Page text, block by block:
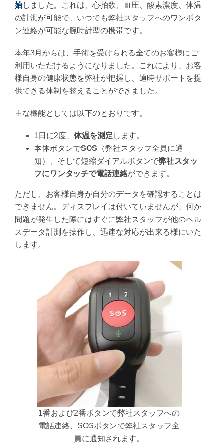
始しました。これは、心拍数、血圧、酸素濃度、体温
の計測が可能で、いつでも弊社スタッフへのワンボタ
ン連絡が可能な腕時計型の携帯です。
本年3月からは、手術を受けられる全てのお客様にご
利用いただけるようになりました。これにより、お客
様自身の健康状態を弊社が把握し、適時サポートを提
供できる体制を整えることができました。
主な機能としては以下のとおりです。
1日に2度、 体温を測定 します。
本体ボタンでSOS （弊社スタッフ全員に通
知）、そして短縮ダイアルボタンで弊社スタッ
フにワンタッチで電話連絡ができます。
ただし、お客様自身が自分のデータを確認することは
できません。ディスプレイは付いていませんが、何か
問題が発生した際にはすぐに弊社スタッフが他のヘル
スデータ計測を操作し、迅速な対応が出来る様にいた
します。
1番および2番ボタンで弊社スタッフへの
電話連絡、SOSボタンで弊社スタッフ全
員に通知されます。